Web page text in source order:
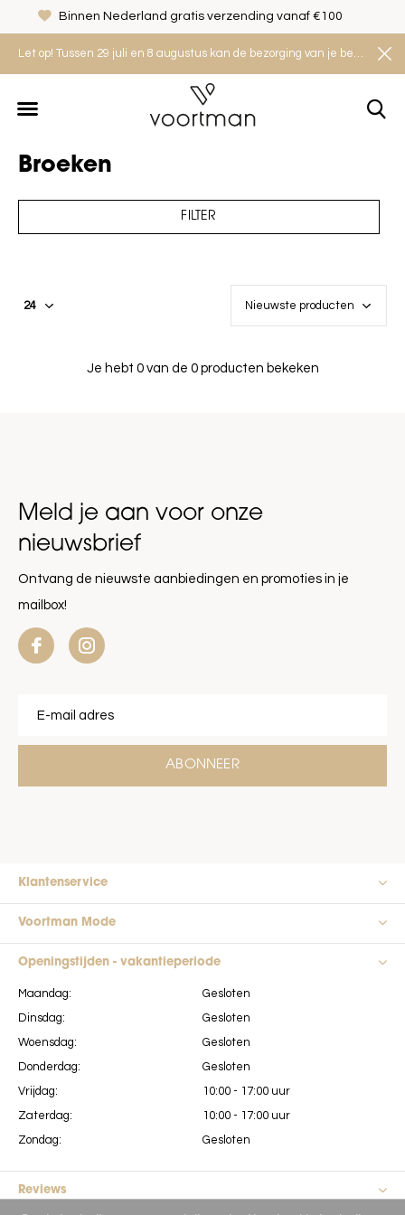
Let op! Tussen 29 juli en 8 augustus kan de bezorging van je bestelling iets langer duren. Houd rekening met een levertijd van 2 tot 4 werkdagen.
Binnen Nederland gratis verzending vanaf €100
Broeken
FILTER
Je hebt 0 van de 0 producten bekeken
Meld je aan voor onze
nieuwsbrief
Ontvang de nieuwste aanbiedingen en promoties in je
mailbox!
ABONNEER
Klantenservice
Voortman Mode
Openingstijden - vakantieperiode
Maandag:
Dinsdag:
Woensdag:
Donderdag:
Vrijdag:
Zaterdag:
Zondag:
Gesloten
Gesloten
Gesloten
Gesloten
10:00 - 17:00 uur
10:00 - 17:00 uur
Gesloten
Reviews